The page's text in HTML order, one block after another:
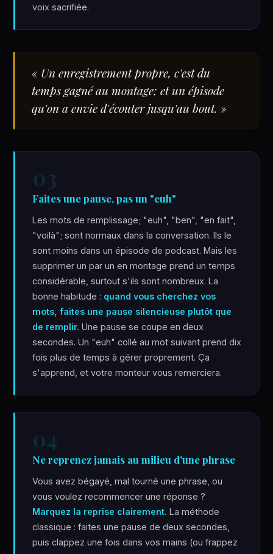
voix sacrifiée.
« Un enregistrement propre, c'est du
temps gagné au montage; et un épisode
qu'on a envie d'écouter jusqu'au bout. »
03
Faites une pause, pas un "euh"
Les mots de remplissage; "euh", "ben", "en fait",
"voilà"; sont normaux dans la conversation. Ils le
sont moins dans un épisode de podcast. Mais les
supprimer un par un en montage prend un temps
considérable, surtout s'ils sont nombreux. La
bonne habitude : quand vous cherchez vos
mots, faites une pause silencieuse plutôt que
de remplir. Une pause se coupe en deux
secondes. Un "euh" collé au mot suivant prend dix
fois plus de temps à gérer proprement. Ça
s'apprend, et votre monteur vous remerciera.
04
Ne reprenez jamais au milieu d'une phrase
Vous avez bégayé, mal tourné une phrase, ou
vous voulez recommencer une réponse ?
Marquez la reprise clairement. La méthode
classique : faites une pause de deux secondes,
puis clappez une fois dans vos mains (ou frappez